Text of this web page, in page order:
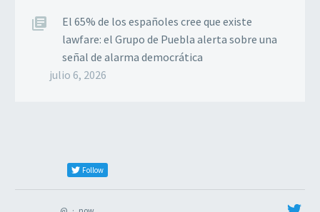
El 65% de los españoles cree que existe
lawfare: el Grupo de Puebla alerta sobre una
señal de alarma democrática
julio 6, 2026
Follow